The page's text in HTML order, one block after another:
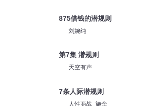
875借钱的潜规则
刘婉纯
第7集 潜规则
天空有声
7条人际潜规则
人性商战_施念